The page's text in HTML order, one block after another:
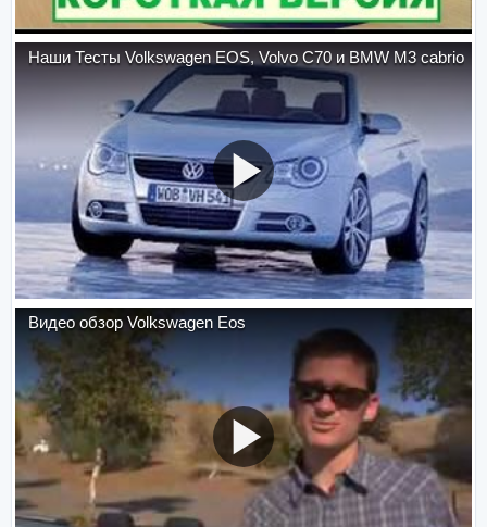
Наши Тесты Volkswagen EOS, Volvo C70 и BMW M3 cabrio
Видео обзор Volkswagen Eos